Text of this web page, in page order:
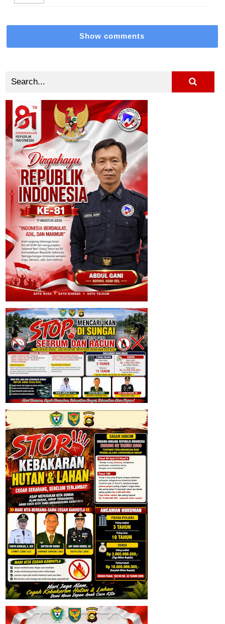
Show comments